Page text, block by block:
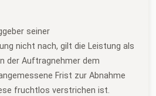
seiner
nicht nach, gilt die Leistung als
der Auftragnehmer dem
Frist zur Abnahme
fruchtlos verstrichen ist.